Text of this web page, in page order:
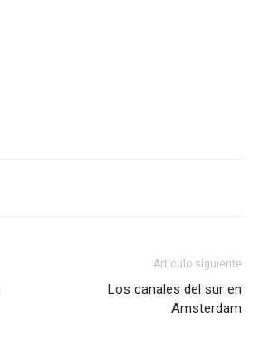
Artículo siguiente
Los canales del sur en
Amsterdam